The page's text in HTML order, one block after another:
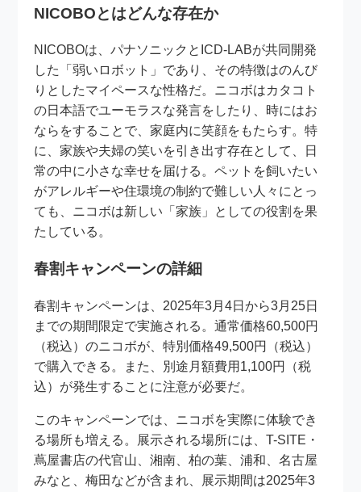
NICOBOとはどんな存在か
NICOBOは、パナソニックとICD-LABが共同開発
した「弱いロボット」であり、その特徴はのんび
りとしたマイペースな性格だ。ニコボはカタコト
の日本語でユーモラスな発言をしたり、時にはお
ならをすることで、家庭内に笑顔をもたらす。特
に、家族や夫婦の笑いを引き出す存在として、日
常の中に小さな幸せを届ける。ペットを飼いたい
がアレルギーや住環境の制約で難しい人々にとっ
ても、ニコボは新しい「家族」としての役割を果
たしている。
春割キャンペーンの詳細
春割キャンペーンは、2025年3月4日から3月25日
までの期間限定で実施される。通常価格60,500円
（税込）のニコボが、特別価格49,500円（税込）
で購入できる。また、別途月額費用1,100円（税
込）が発生することに注意が必要だ。
このキャンペーンでは、ニコボを実際に体験でき
る場所も増える。展示される場所には、T-SITE・
蔦屋書店の代官山、湘南、柏の葉、浦和、名古屋
みなと、梅田などが含まれ、展示期間は2025年3